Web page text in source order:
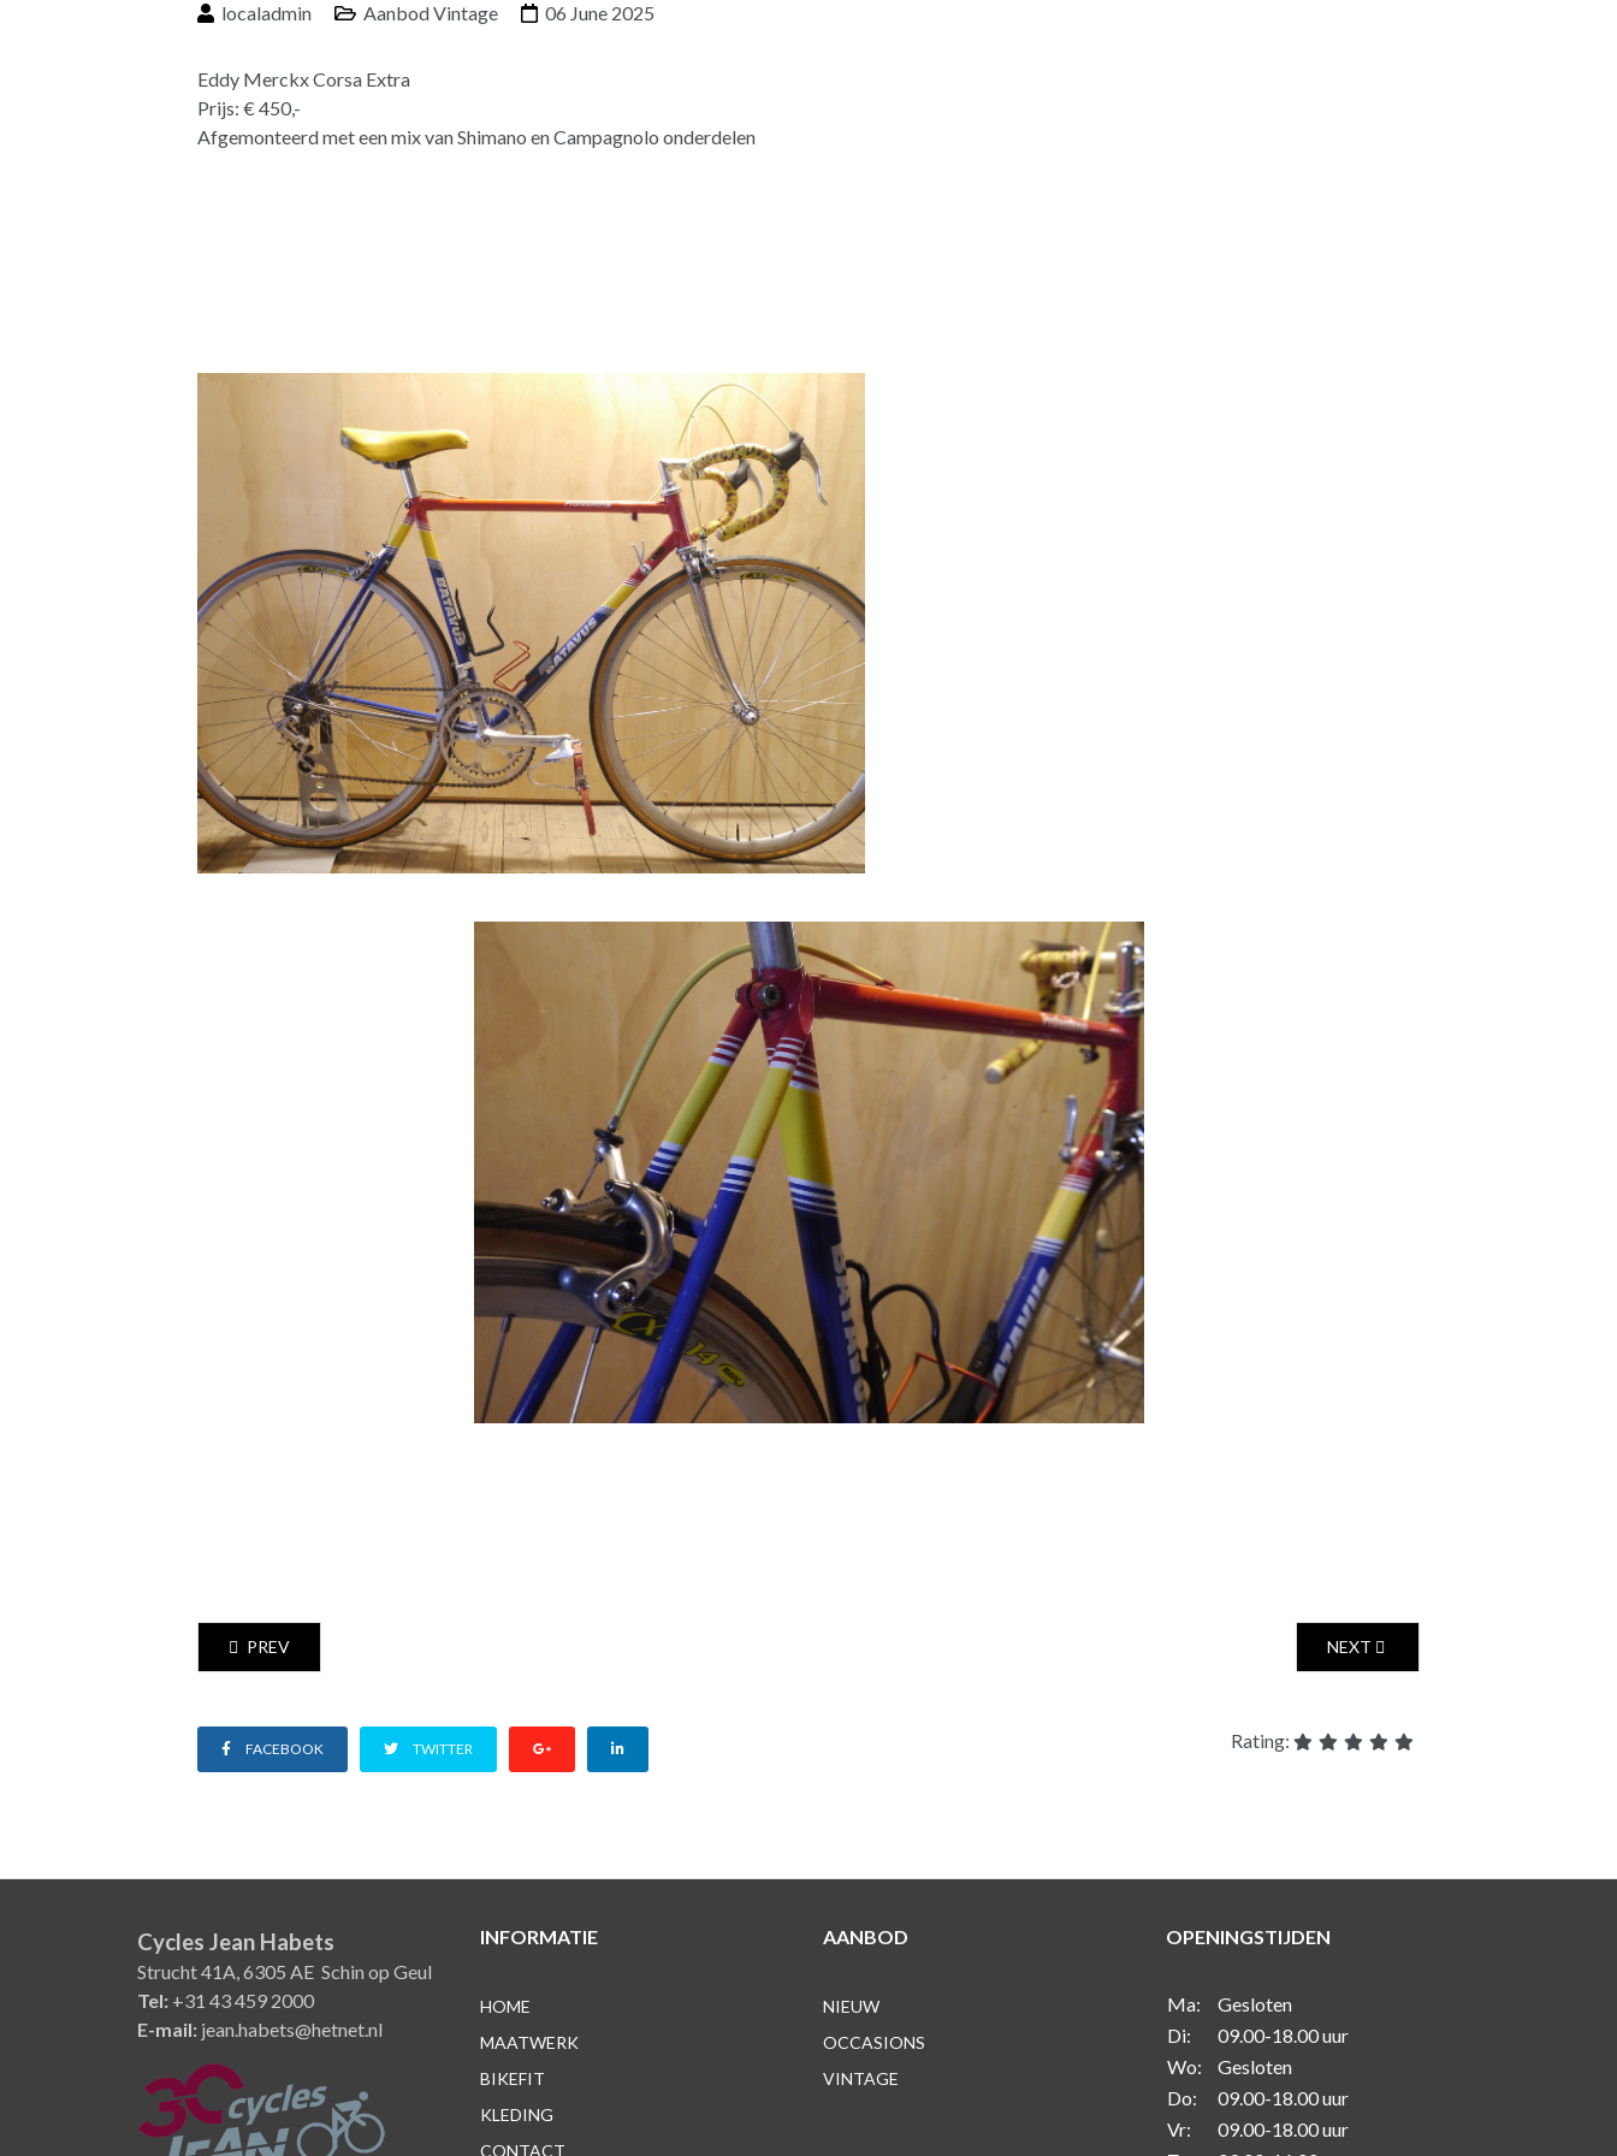
localadmin Aanbod Vintage 06 June 2025
Eddy Merckx Corsa Extra
Prijs: € 450,-
Afgemonteerd met een mix van Shimano en Campagnolo onderdelen
PREVIOUS ARTICLE: BATAVUS PROFESSIONAL
PREV NEXT ARTICLE: GAZELLE FORMULA
NEXT
Rating:
FACEBOOK TWITTER
Cycles Jean Habets
Strucht 41A, 6305 AE Schin op Geul
Tel: +31 43 459 2000
E-mail: jean.habets@hetnet.nl
INFORMATIE
HOME
MAATWERK
BIKEFIT
KLEDING
CONTACT
AANBOD
NIEUW
OCCASIONS
VINTAGE
OPENINGSTIJDEN
Ma:
Gesloten
Di:
09.00-18.00 uur
Wo:
Gesloten
Do:
09.00-18.00 uur
Vr:
09.00-18.00 uur